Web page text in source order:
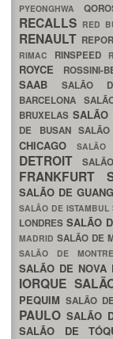
PYEONGHWA
RECALLS RED
RENAULT
RIMAC RINSPEED
ROYCE
ROSSINI-
SAAB SALÃO
BARCELONA
BRUXELAS SALÃO
DE BUSAN
CHICAGO
DETROIT
FRANKFURT
SALÃO DE
SALÃO DE ISTAMBUL
LONDRESSALÃO
MADRID SALÃO DE
SALÃO DE
SALÃO DE NOVA
IORQUE
PEQUIM SALÃO
PAULO SALÃO
SALÃO DE